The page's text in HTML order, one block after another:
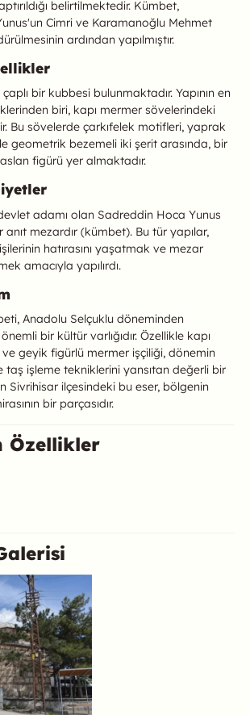
belirtilmektedir. Kümbet,
Cimri ve Karamanoğlu Mehmet
ardından yapılmıştır.
bir kubbesi bulunmaktadır. Yapının en
biri, kapı mermer sövelerindeki
Bu sövelerde çarkıfelek motifleri, yaprak
geometrik bezemeli iki şerit arasında, bir
figürü yer almaktadır.
adamı olan Sadreddin Hoca Yunus
mezardır (kümbet). Bu tür yapılar,
hatırasını yaşatmak ve mezar
amacıyla yapılırdı.
Anadolu Selçuklu döneminden
bir kültür varlığıdır. Özellikle kapı
geyik figürlü mermer işçiliği, dönemin
taş işleme tekniklerini yansıtan değerli bir
Sivrihisar ilçesindeki bu eser, bölgenin
bir parçasıdır.
Özellikler
özelliklerini aşağıda bulabilirsiniz.